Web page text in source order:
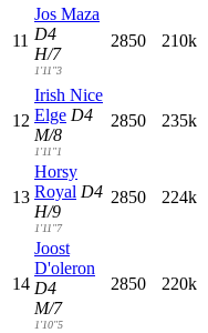
11
Jos Maza
D4
H/7
1'11"3
2850 210k
12
Irish Nice
Elge D4
M/8
1'11"1
2850 235k
13
Horsy
Royal D4
H/9
1'11"7
2850 224k
14
Joost
D'oleron
D4
M/7
1'10"5
2850 220k